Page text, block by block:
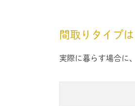
間取りタイプは
実際に暮らす場合に